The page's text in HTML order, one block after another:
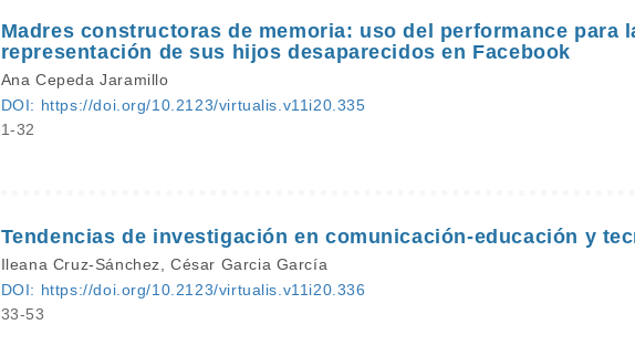
Madres constructoras de memoria: uso del performance para
representación de sus hijos desaparecidos en Facebook
Ana Cepeda Jaramillo
DOI: https://doi.org/10.2123/virtualis.v11i20.335
1-32
Tendencias de investigación en comunicación-educación y
Ileana Cruz-Sánchez, César Garcia García
DOI: https://doi.org/10.2123/virtualis.v11i20.336
33-53